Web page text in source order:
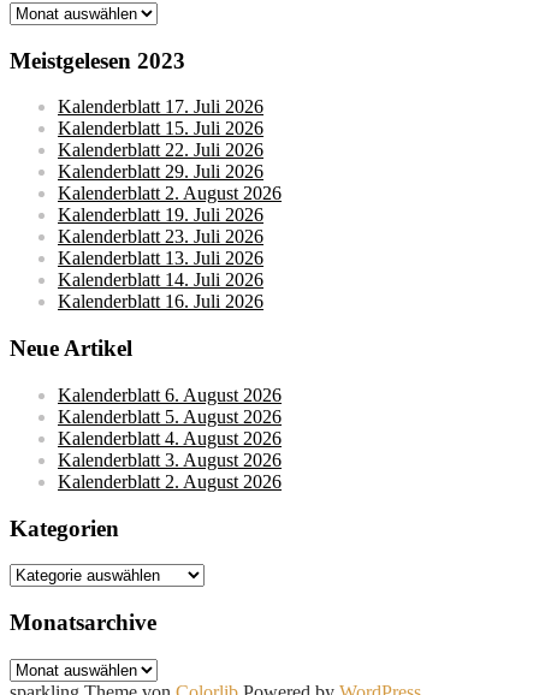
Monatsarchive
Meistgelesen 2023
Kalenderblatt 17. Juli 2026
Kalenderblatt 15. Juli 2026
Kalenderblatt 22. Juli 2026
Kalenderblatt 29. Juli 2026
Kalenderblatt 2. August 2026
Kalenderblatt 19. Juli 2026
Kalenderblatt 23. Juli 2026
Kalenderblatt 13. Juli 2026
Kalenderblatt 14. Juli 2026
Kalenderblatt 16. Juli 2026
Neue Artikel
Kalenderblatt 6. August 2026
Kalenderblatt 5. August 2026
Kalenderblatt 4. August 2026
Kalenderblatt 3. August 2026
Kalenderblatt 2. August 2026
Kategorien
Kategorien
Monatsarchive
Monatsarchive